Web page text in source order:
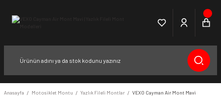
Anasayfa Motosiklet Montu Yazlık Fileli Montlar VEXO Cayman Air Mont Mavi